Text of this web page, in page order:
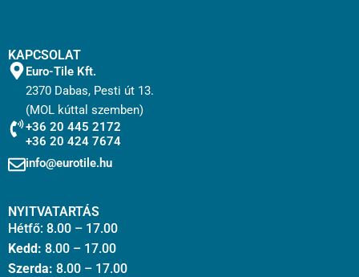
KAPCSOLAT
Euro-Tile Kft.
2370 Dabas, Pesti út 13.
(MOL kúttal szemben)
+36 20 445 2172
+36 20 424 7674
info@eurotile.hu
NYITVATARTÁS
Hétfő: 8.00 – 17.00
Kedd: 8.00 – 17.00
Szerda: 8.00 – 17.00